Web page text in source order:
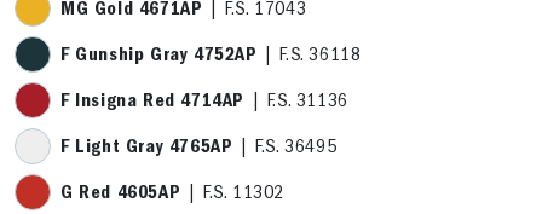
MG Gold 4671AP | F.S. 17043
F Gunship Gray 4752AP | F.S. 36118
F Insigna Red 4714AP | F.S. 31136
F Light Gray 4765AP | F.S. 36495
G Red 4605AP | F.S. 11302